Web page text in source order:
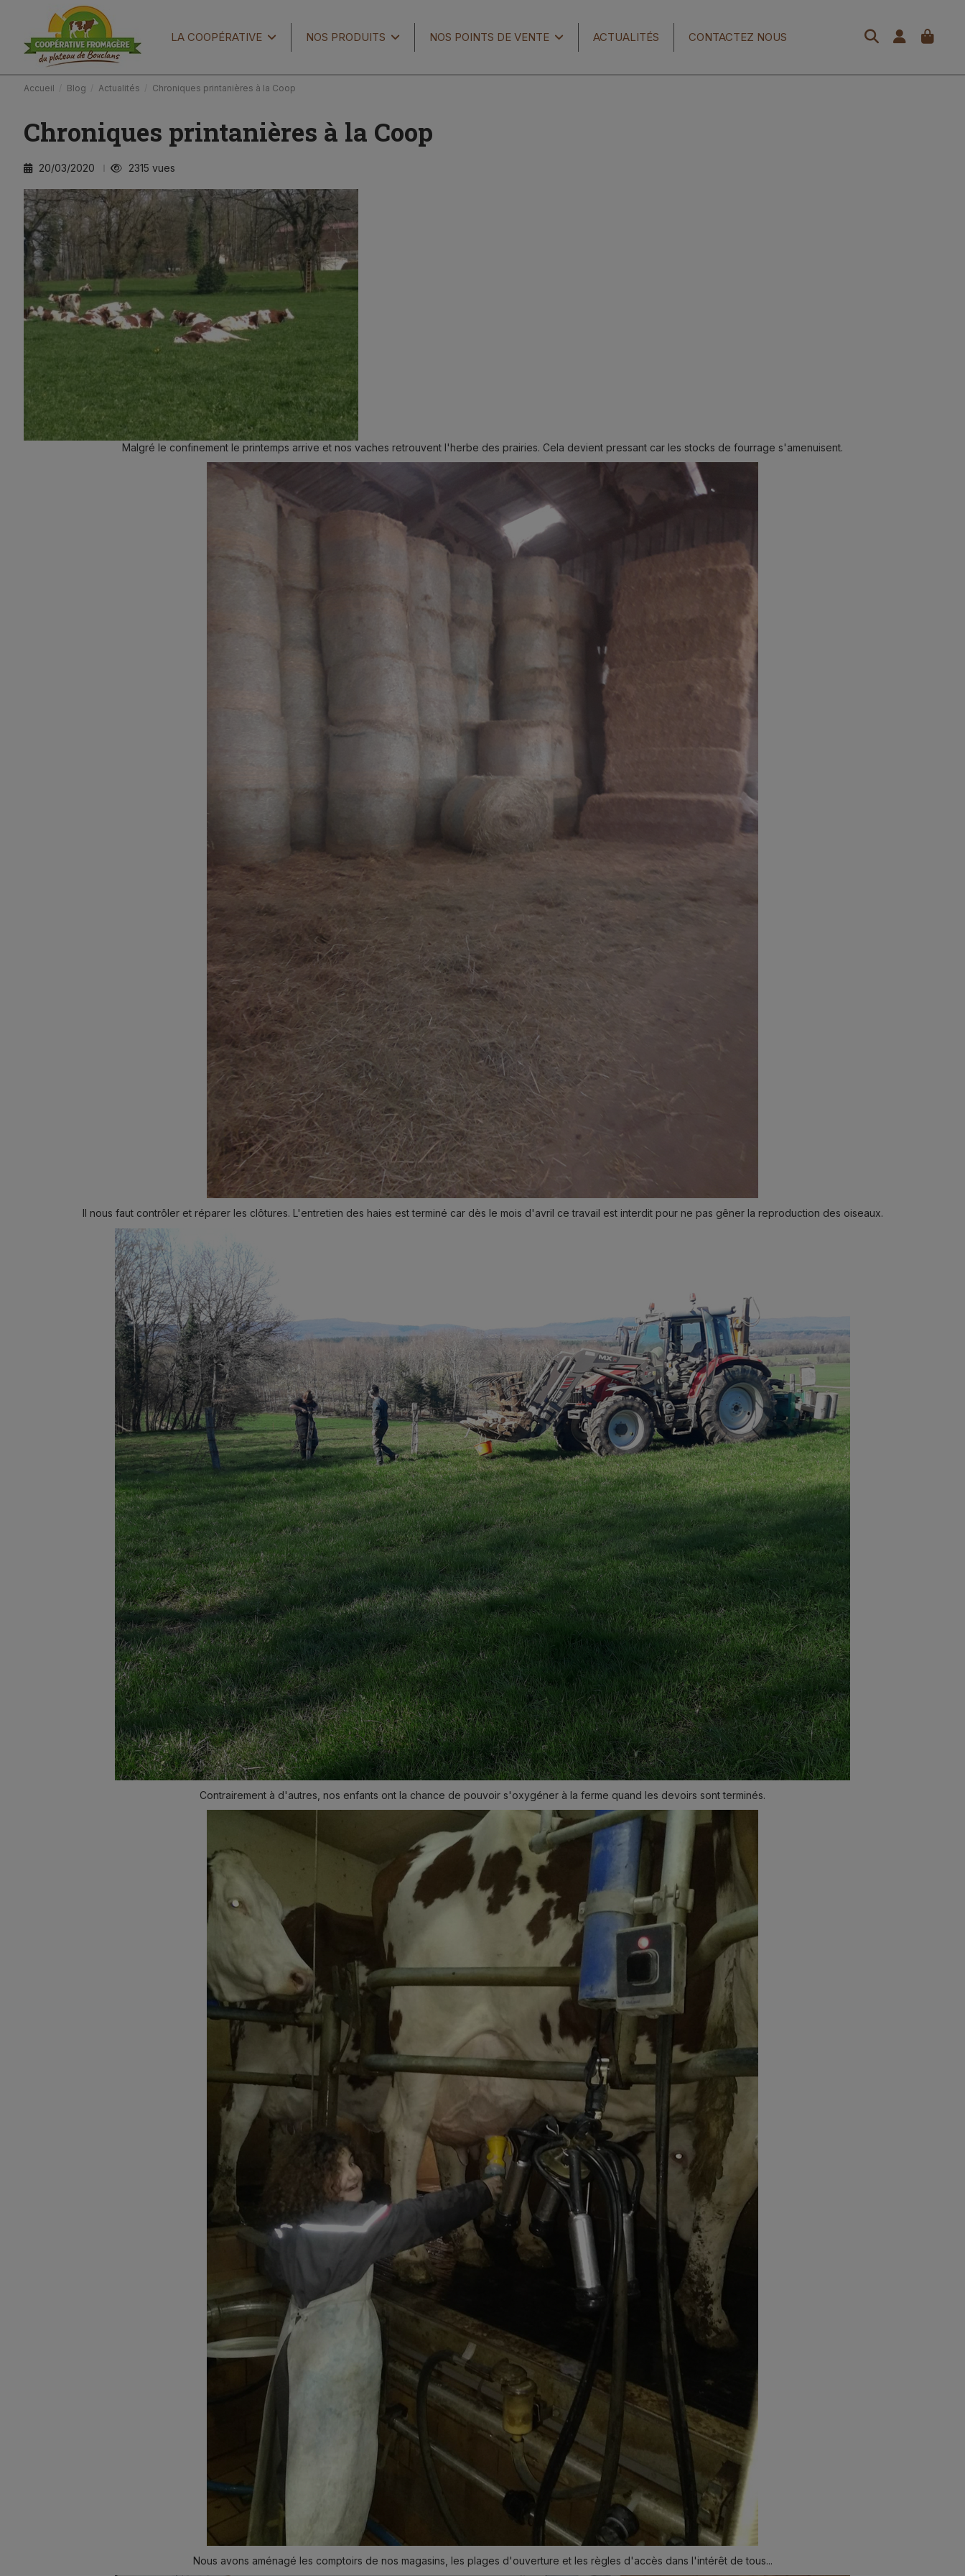
LA COOPÉRATIVE NOS PRODUITS NOS POINTS DE VENTE ACTUALITÉS CONTACTEZ NOUS
Accueil Blog Actualités Chroniques printanières à la Coop
Chroniques printanières à la Coop
20/03/2020 2315 vues
Malgré le confinement le printemps arrive et nos vaches retrouvent l'herbe des prairies. Cela devient pressant car les stocks de fourrage s'amenuisent.
Il nous faut contrôler et réparer les clôtures. L'entretien des haies est terminé car dès le mois d'avril ce travail est interdit pour ne pas gêner la reproduction des oiseaux.
Contrairement à d'autres, nos enfants ont la chance de pouvoir s'oxygéner à la ferme quand les devoirs sont terminés.
Nous avons aménagé les comptoirs de nos magasins, les plages d'ouverture et les règles d'accès dans l'intérêt de tous...